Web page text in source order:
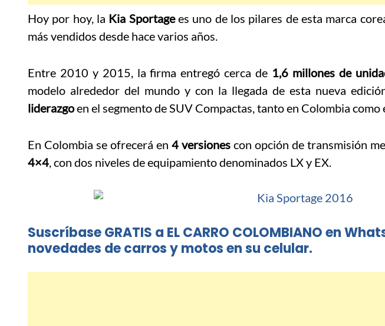
Hoy por hoy, la Kia Sportagees uno de los pilares de esta marca
más vendidos desde hace varios años.
Entre 2010 y 2015, la firma entregó cerca de 1,6 millones de
modelo alrededor del mundo y con la llegada de esta nueva
liderazgoen el segmento de SUV Compactas, tanto en Colombia como
En Colombia se ofrecerá en 4 versiones con opción de transmisión
4×4, con dos niveles de equipamiento denominados LX y EX.
Suscríbase GRATIS a EL CARRO COLOMBIANO en
novedades de carros y motos en su celular.